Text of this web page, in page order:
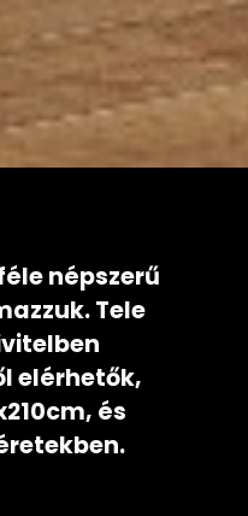
népszerű
Tele
elérhetők,
és